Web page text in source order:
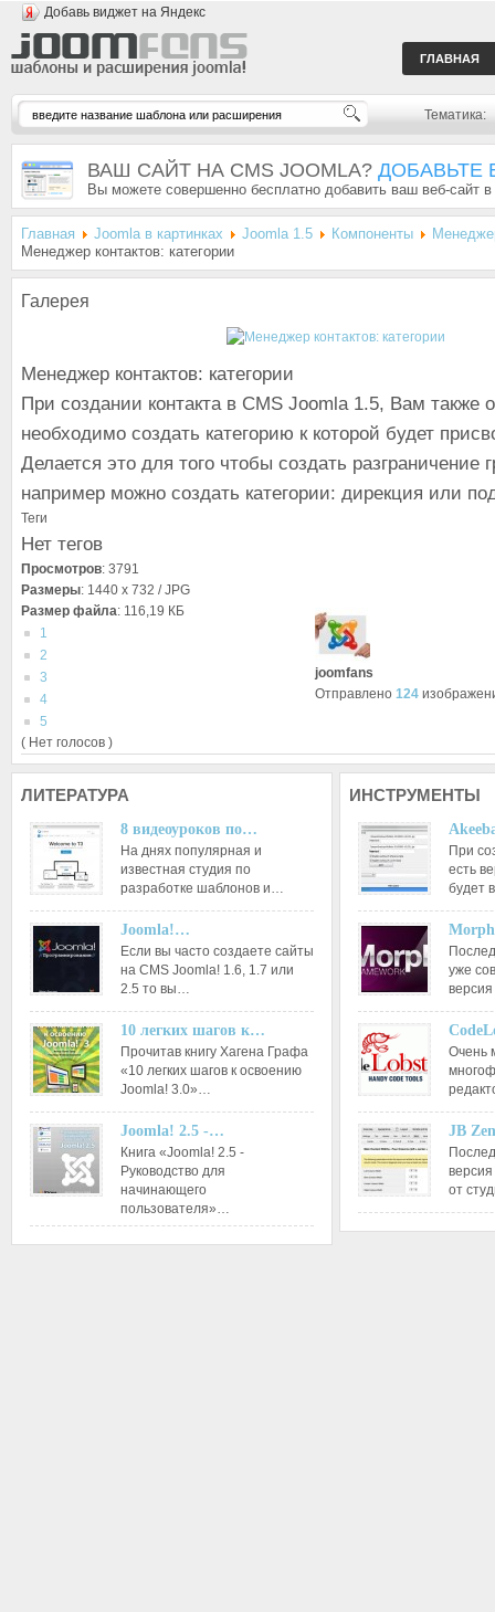
Добавь виджет на Яндекс
ГЛАВНАЯ
Тематика:
ВАШ САЙТ НА CMS JOOMLA? ДОБАВЬТЕ
Вы можете совершенно бесплатно добавить ваш веб-сайт
Главная Joomla в картинках Joomla 1.5 Компоненты
Менеджер контактов: категории
Галерея
Менеджер контактов: категории
При создании контакта в CMS Joomla 1.5, Вам также
необходимо создать категорию к которой будет
Делается это для того чтобы создать разграничение
например можно создать категории: дирекция или
Теги
Нет тегов
Просмотров: 3791
Размеры: 1440 x 732 / JPG
Размер файла: 116,19 КБ
1
2
3
4
5
( Нет голосов )
joomfans
Отправлено 124
ЛИТЕРАТУРА
8 видеоуроков по…
На днях популярная и
известная студия по
разработке шаблонов и…
Joomla!…
Если вы часто создаете сайты
на CMS Joomla! 1.6, 1.7 или
2.5 то вы…
10 легких шагов к…
Прочитав книгу Хагена Графа
«10 легких шагов к освоению
Joomla! 3.0»…
Joomla! 2.5 -…
Книга «Joomla! 2.5 -
Руководство для
начинающего
пользователя»…
ИНСТРУМЕНТЫ
При
есть
будет
уже
Очень
JB
от